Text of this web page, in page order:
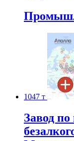
1047 т
Завод по